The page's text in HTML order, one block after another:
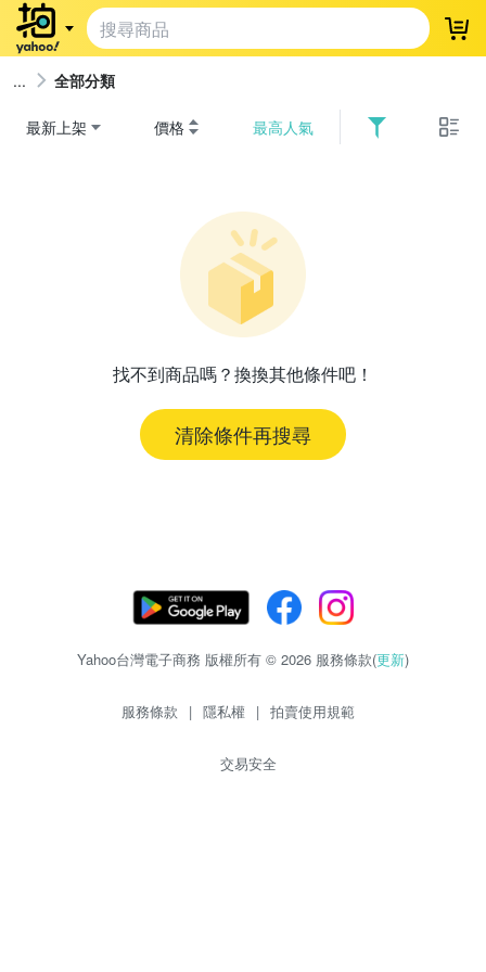
登
全部分類
最新上架 價格 最高人氣
找不到商品嗎？換換其他條件吧！
清除條件再搜尋
Yahoo台灣電子商務 版權所有 © 2026 服務條款(更新)
服務條款 | 隱私權 | 拍賣使用規範
交易安全